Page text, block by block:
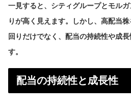
一見すると、シティグループとモル
りが高く見えます。しかし、高配当
回りだけでなく、配当の持続性や成
す。
配当の持続性と成長性